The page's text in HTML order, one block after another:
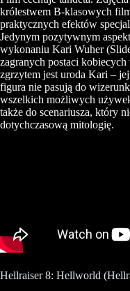
królestwem B-klasowych
praktycznych efektów
Jedynym pozytywnym
wykonaniu Kari Wuher
zagranych postaci
zgrzytem jest uroda Kari –
figura nie pasują do
wszelkich możliwych
także do scenariusza, który
dotychczasową mitologię.
Hellraiser 8: Hellworld